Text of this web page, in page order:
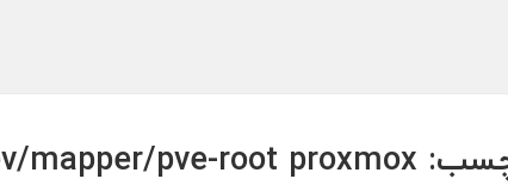
mapper/pve-root proxmox